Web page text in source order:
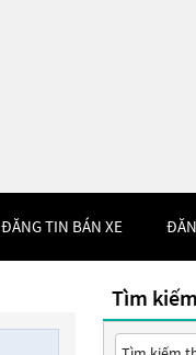
ĐĂNG TIN BÁN XE
Tìm